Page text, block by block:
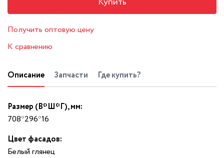
Получить оптовую цену
К сравнению
Описание Запчасти Где купить?
Размер (В*Ш*Г), мм:
708*296*16
Цвет фасадов:
Белый глянец